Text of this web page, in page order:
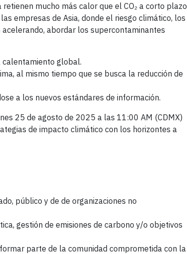
mucho más calor que el CO₂ a corto plazo
empresas de Asia, donde el riesgo climático, los
abordar los supercontaminantes
calentamiento global.
al mismo tiempo que se busca la reducción de
a los nuevos estándares de información.
25 de agosto de 2025 a las 11:00 AM (CDMX)
de impacto climático con los horizontes a
público y de de organizaciones no
gestión de emisiones de carbono y/o objetivos
parte de la comunidad comprometida con la